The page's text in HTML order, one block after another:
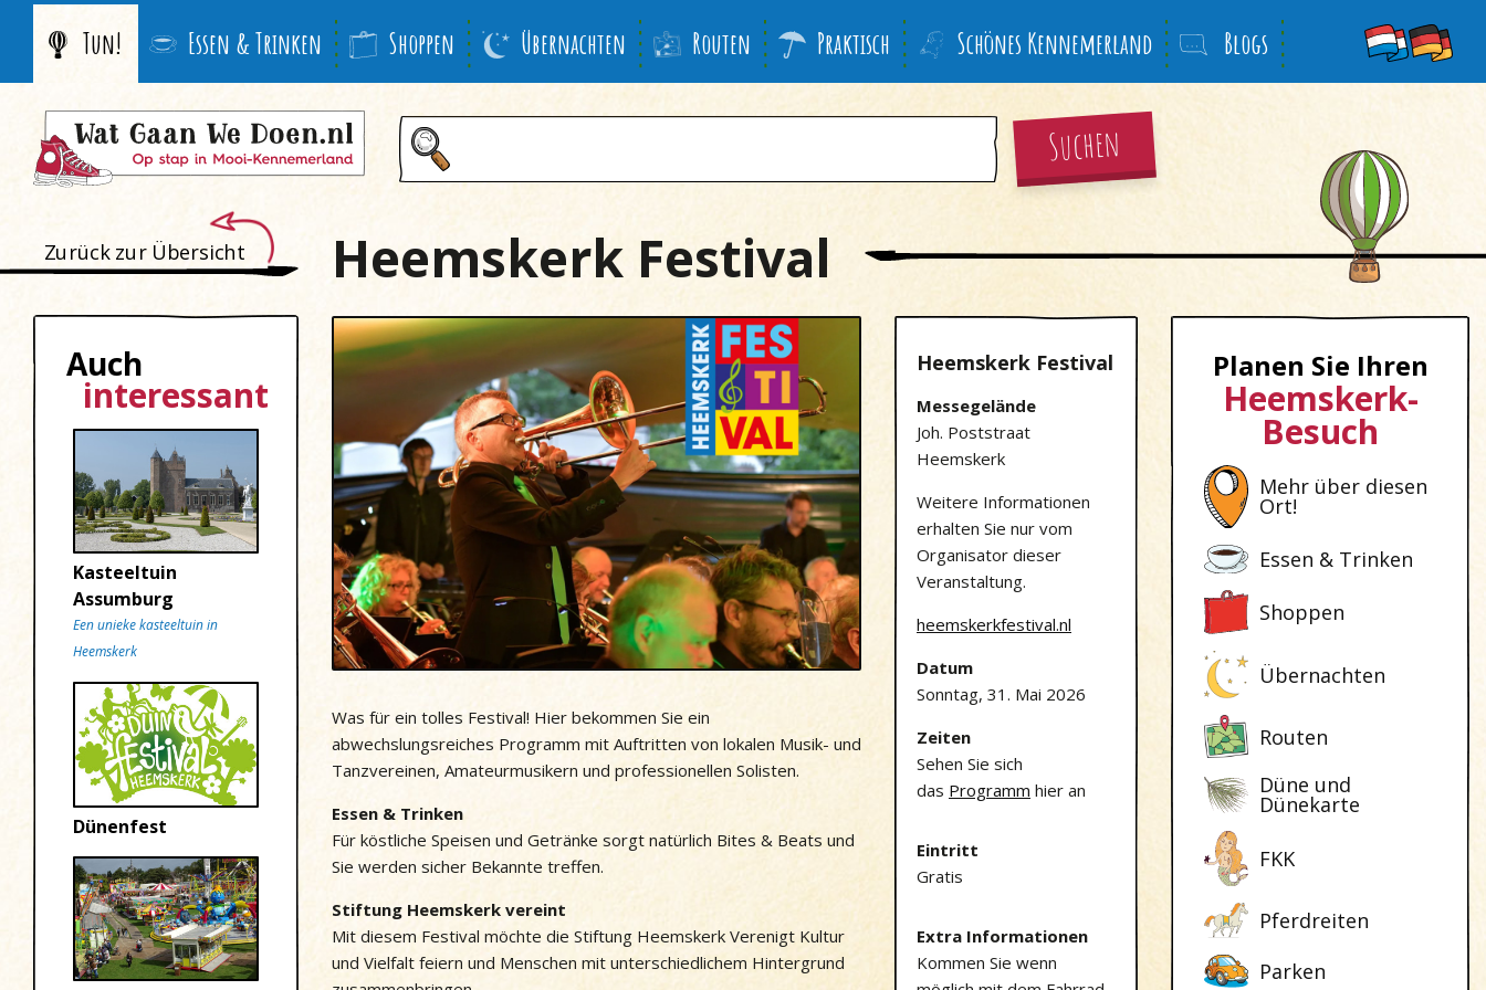
Tun! Essen & Trinken Shoppen Übernachten Routen Praktisch Schönes Kennemerland Blogs
Suchen
Zurück zur Übersicht
Auch
interessant
Kasteeltuin
Assumburg
Een unieke kasteeltuin in
Heemskerk
Dünenfest
Heemskerk Festival
Was für ein tolles Festival! Hier bekommen Sie ein
abwechslungsreiches Programm mit Auftritten von lokalen Musik- und
Tanzvereinen, Amateurmusikern und professionellen Solisten.
Essen & Trinken
Für köstliche Speisen und Getränke sorgt natürlich Bites & Beats und
Sie werden sicher Bekannte treffen.
Stiftung Heemskerk vereint
Mit diesem Festival möchte die Stiftung Heemskerk Verenigt Kultur
und Vielfalt feiern und Menschen mit unterschiedlichem Hintergrund
Heemskerk Festival
Messegelände
Joh. Poststraat
Heemskerk
Weitere Informationen
erhalten Sie nur vom
Organisator dieser
Veranstaltung.
heemskerkfestival.nl
Datum
Sonntag, 31. Mai 2026
Zeiten
Sehen Sie sich
das Programm hier an
Eintritt
Gratis
Extra Informationen
Kommen Sie wenn
Planen Sie Ihren
Heemskerk-
Besuch
Mehr über diesen
Ort!
Essen & Trinken
Shoppen
Übernachten
Routen
Düne und
Dünekarte
FKK
Pferdreiten
Parken